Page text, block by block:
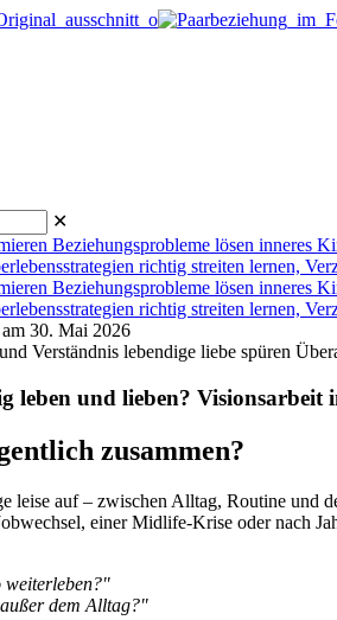
✕
am 30. Mai 2026
leben und lieben? Visionsarbeit
zusammen?
leise auf – zwischen Alltag, Routine und
einer Midlife-Krise oder nach
weiterleben?"
außer dem Alltag?"